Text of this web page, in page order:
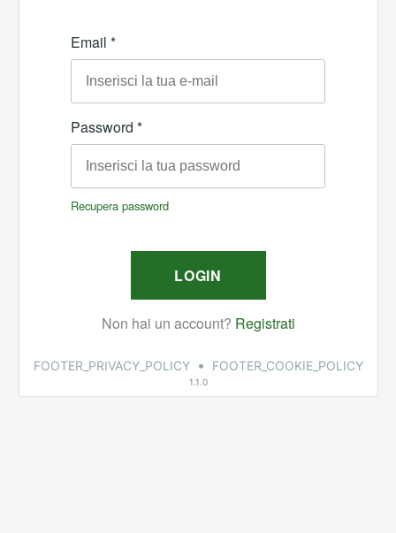
FOOTER_PRIVACY_POLICY • FOOTER_COOKIE_POLICY
1.1.0